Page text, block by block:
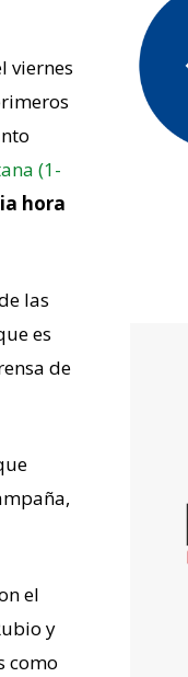
viernes
(1-
hora
las
es
de
el
y
como